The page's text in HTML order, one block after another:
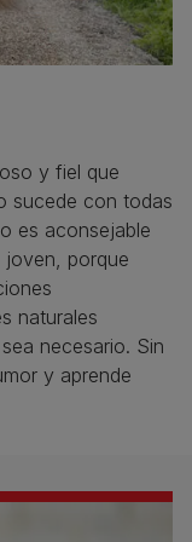
y fiel que
sucede con todas
es aconsejable
porque
naturales
necesario. Sin
y aprende